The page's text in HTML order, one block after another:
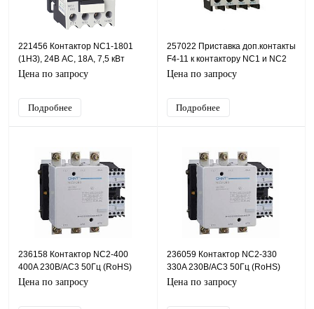
221456 Контактор NC1-1801
(1НЗ), 24В AC, 18А, 7,5 кВт
(AC3)
Цена по запросу
Подробнее
257022 Приставка доп.контакты
F4-11 к контактору NC1 и NC2
(R)(CHINT)
Цена по запросу
Подробнее
236158 Контактор NC2-400
400A 230В/АС3 50Гц (RoHS)
(CHINT) (Данный артикул
Цена по запросу
236059 Контактор NC2-330
330A 230В/АС3 50Гц (RoHS)
(CHINT) (Данный артикул
Цена по запросу